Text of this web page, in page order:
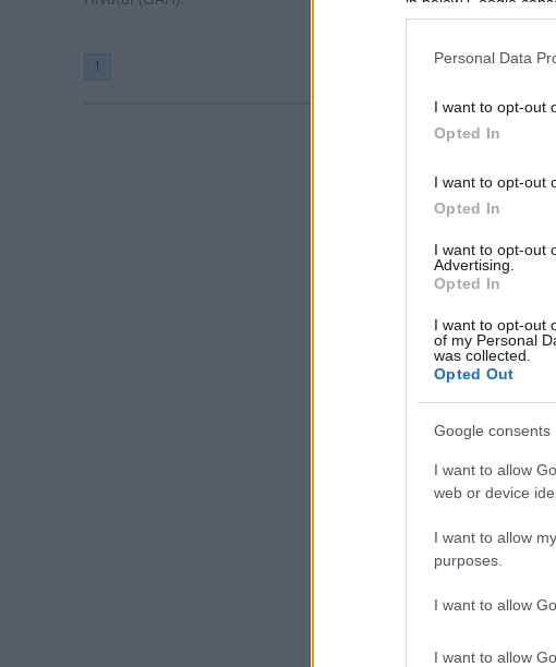
Personal Data
I want to opt-out
Opted In
I want to opt-out
Opted In
I want to opt-out
Advertising.
Opted In
I want to opt-out
of my Personal
was collected.
Opted Out
Google consents
I want to allow
web or device
I want to allow
purposes.
I want to allow
I want to allow
1